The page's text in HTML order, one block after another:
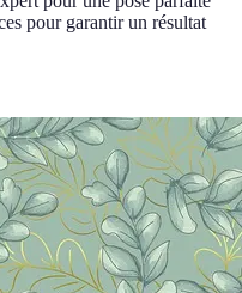
pour garantir un résultat